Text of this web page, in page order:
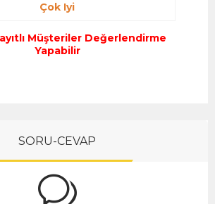
Çok Iyi
Müşteriler Değerlendirme
Yapabilir
SORU-CEVAP